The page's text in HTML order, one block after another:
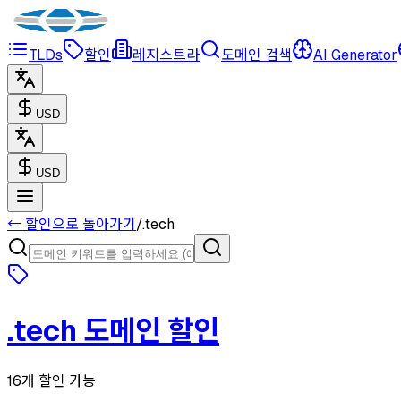
TLDs 할인 레지스트라 도메인 검색 AI Generator
USD
USD
← 할인으로 돌아가기 /.tech
.tech 도메인 할인
16개 할인 가능